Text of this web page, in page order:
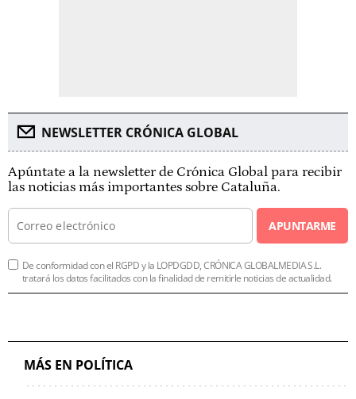
NEWSLETTER CRÓNICA GLOBAL
Apúntate a la newsletter de Crónica Global para recibir
las noticias más importantes sobre Cataluña.
APUNTARME
De conformidad con el RGPD y la LOPDGDD, CRÓNICA GLOBALMEDIA S.L.
tratará los datos facilitados con la finalidad de remitirle noticias de actualidad.
MÁS EN POLÍTICA